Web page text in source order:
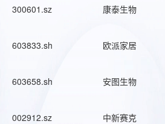
300601.sz 康泰生物
603833.sh 欧派家居
603658.sh 安图生物
002912.sz 中新赛克